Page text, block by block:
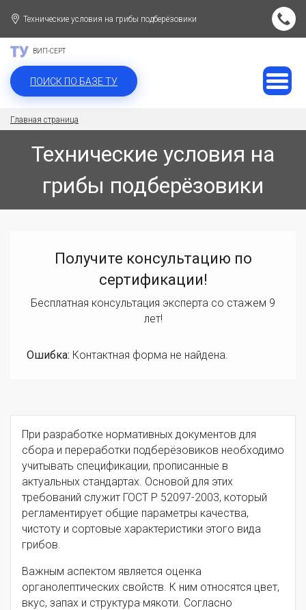
Технические условия на грибы подберёзовики
ВИП-СЕРТ
ПОИСК ПО БАЗЕ ТУ
Главная страница
Технические условия на
грибы подберёзовики
Получите консультацию по
сертификации!
Бесплатная консультация эксперта со стажем 9
лет!
Ошибка: Контактная форма не найдена.
При разработке нормативных документов для
сбора и переработки подберёзовиков необходимо
учитывать спецификации, прописанные в
актуальных стандартах. Основой для этих
требований служит ГОСТ Р 52097-2003, который
регламентирует общие параметры качества,
чистоту и сортовые характеристики этого вида
грибов.
Важным аспектом является оценка
органолептических свойств. К ним относятся цвет,
вкус, запах и структура мякоти. Согласно